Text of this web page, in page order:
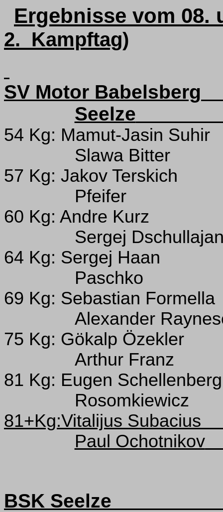
Ergebnisse vom 08.
2. Kampftag)
SV Motor Babelsberg
Seelze
54 Kg: Mamut-Jasin Suhir
Slawa Bitter
57 Kg: Jakov Terskich
Pfeifer
60 Kg: Andre Kurz
Sergej
64 Kg: Sergej Haan
Paschko
69 Kg: Sebastian Formella
Alexander
75 Kg: Gökalp Özekler
Arthur Franz
81 Kg: Eugen Schellenberg
Rosomkiewicz
81+Kg:Vitalijus Subacius
Paul Ochotnikov
BSK Seelze